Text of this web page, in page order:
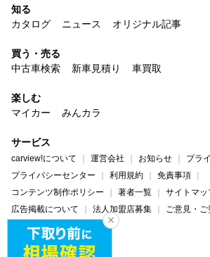
知る
カタログ
ニュース オリジナル記事
買う・売る
中古車検索
新車見積り 車買取
楽しむ
マイカー
みんカラ
サービス
carview!について 運営会社 お知らせ
プラ
プライバシーセンター
利用規約
免責事項
コンテンツ制作ポリシー
著者一覧
サイトマッ
広告掲載について
法人加盟店募集
ご意見・ご
ヘルプ・お問い合わせ